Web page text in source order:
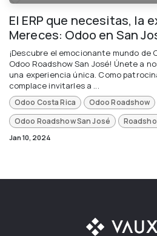
El ERP que necesitas, la
Mereces: Odoo en San
¡Descubre el emocionante mundo de
Odoo Roadshow San José! Únete a
una experiencia única. Como
complace invitarles a ...
Odoo Costa Rica
Odoo Roadshow
Odoo Roadshow San José
Jan 10, 2024